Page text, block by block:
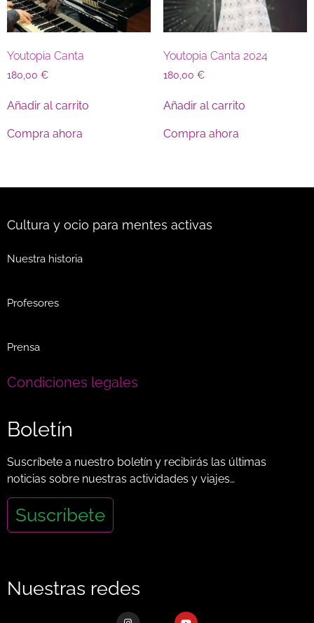
Youtopia Canta
180,00 €
Añadir al carrito
Compra ahora
Youtopia Canta 2024
180,00 €
Añadir al carrito
Compra ahora
Cultura y ocio para mentes activas
Nuestra historia
Profesores
Prensa
Condiciones legales
Boletín
Suscríbete a nuestro boletín y recibirás las últimas
noticias sobre nuestras actividades y viajes…
Suscríbete
Nuestras redes